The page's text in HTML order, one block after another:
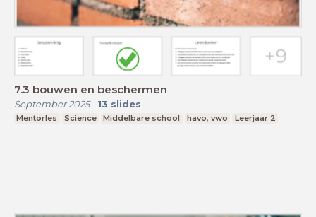
7.3 bouwen en beschermen
September 2025- 13 slides
Mentorles Science Middelbare school havo, vwo Leerjaar 2